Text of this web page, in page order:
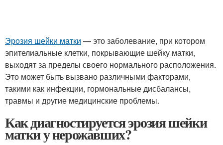
Эрозия шейки матки — это заболевание, при котором
эпителиальные клетки, покрывающие шейку матки,
выходят за пределы своего нормального расположения.
Это может быть вызвано различными факторами,
такими как инфекции, гормональные дисбалансы,
травмы и другие медицинские проблемы.
Как диагностируется эрозия шейки
матки у нерожавших?